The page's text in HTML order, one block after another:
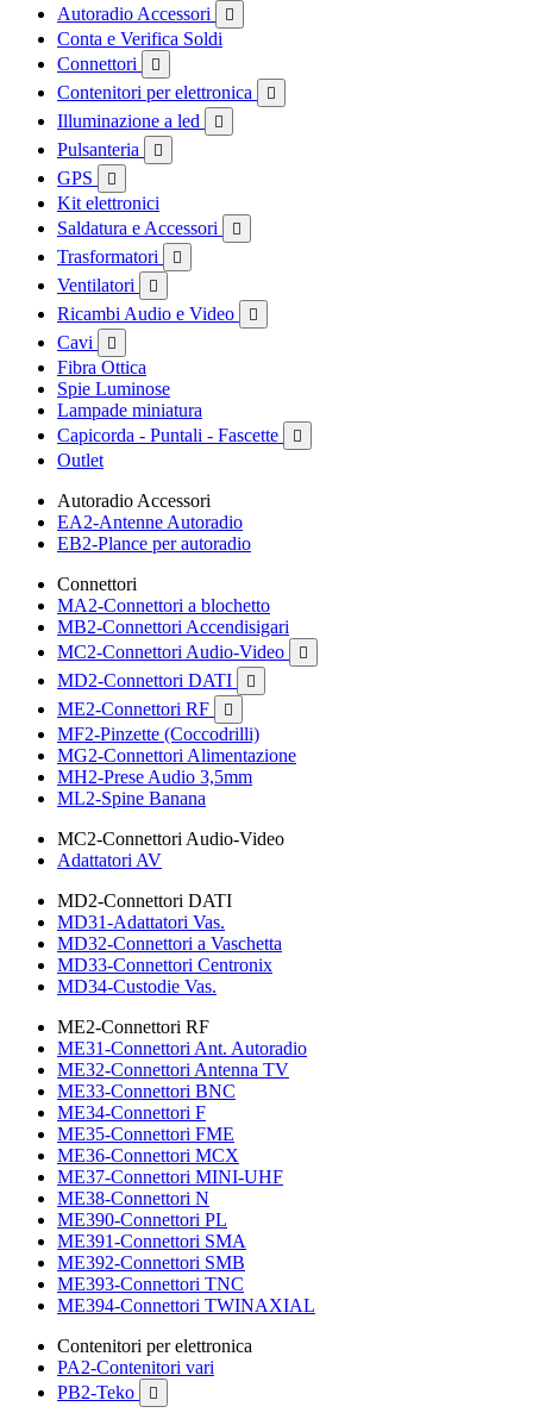
Autoradio Accessori

Conta e Verifica Soldi
Connettori

Contenitori per elettronica 
Illuminazione a led 
Pulsanteria 
GPS 
Kit elettronici
Saldatura e Accessori

Trasformatori 
Ventilatori 
Ricambi Audio e Video 
Cavi 
Fibra Ottica
Spie Luminose
Lampade miniatura
Capicorda - Puntali - Fascette

Outlet
Autoradio Accessori
EA2-Antenne Autoradio
EB2-Plance per autoradio
Connettori
MA2-Connettori a blochetto
MB2-Connettori Accendisigari
MC2-Connettori Audio-Video

MD2-Connettori DATI 
ME2-Connettori RF 
MF2-Pinzette (Coccodrilli)
MG2-Connettori Alimentazione
MH2-Prese Audio 3,5mm
ML2-Spine Banana
MC2-Connettori Audio-Video
Adattatori AV
MD2-Connettori DATI
MD31-Adattatori Vas.
MD32-Connettori a Vaschetta
MD33-Connettori Centronix
MD34-Custodie Vas.
ME2-Connettori RF
ME31-Connettori Ant. Autoradio
ME32-Connettori Antenna TV
ME33-Connettori BNC
ME34-Connettori F
ME35-Connettori FME
ME36-Connettori MCX
ME37-Connettori MINI-UHF
ME38-Connettori N
ME390-Connettori PL
ME391-Connettori SMA
ME392-Connettori SMB
ME393-Connettori TNC
ME394-Connettori TWINAXIAL
Contenitori per elettronica
PA2-Contenitori vari
PB2-Teko
